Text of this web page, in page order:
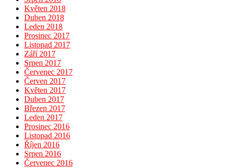
Květen 2018
Duben 2018
Leden 2018
Prosinec 2017
Listopad 2017
Září 2017
Srpen 2017
Červenec 2017
Červen 2017
Květen 2017
Duben 2017
Březen 2017
Leden 2017
Prosinec 2016
Listopad 2016
Říjen 2016
Srpen 2016
Červenec 2016